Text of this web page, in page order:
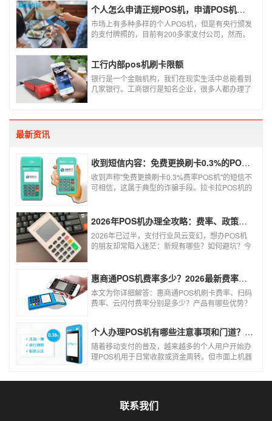
闪付功能，因此，针对这种情况，下面小编就来给
大家讲一讲POS机闪付怎么挥卡操作交易。
个人怎么申请正规POS机，申请POS机需要注意什么？
市场上有多种多样的个人POS机，但是有央行颁发
的支付牌照的，目前有200多家支付公司，然而，
就很危险了，资金不到账、被盗刷的可能性大大增
加。
工行内部pos机刷卡限额
银行是一个金融机构，我们在现实生活中总能看到
几家银行。工商银行是知名企业，很多人都办理了
最新资讯
收到短信内容：免费更换刷卡0.3%的POS机，可以相信吗？
收到声称"免费更换刷卡0.3%费率POS机"的短信不
可相信，这属于典型的诈骗手段。拉卡拉POS机的
风险。以下结合权威信息分析原因及应对建议：2026年POS机办理全攻略：费率、政策、避坑一篇讲清
2026年已过半，支付行业风云变幻，想办POS机
的朋友却常陷入迷茫：新规有哪些？如何避坑？今
使用！
惠商通POS机费率多少？2026最新费率标准及办理全攻略
本文为你详细解答：惠商通POS机刷卡费率、扫码
费率、云闪付费率分别是多少？产品有哪些优势？
个人办理POS机有哪些注意事项和门道？（2026最新避坑指南）
随着移动支付的普及，越来越多的个人用户开始办
理POS机用于日常收款或资金周转。但市面上机器
联系我们